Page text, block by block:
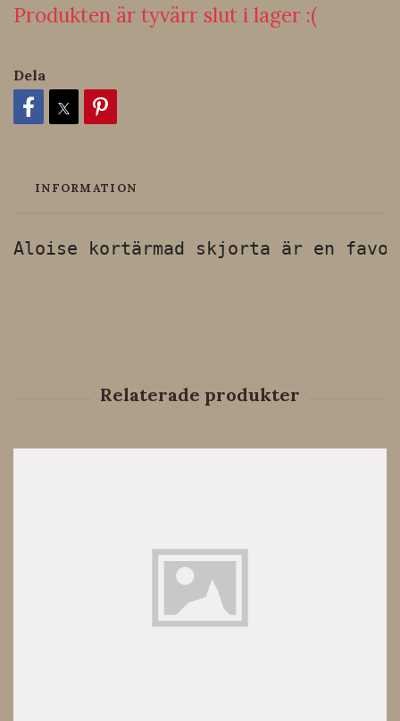
Produkten är tyvärr slut i lager :(
Dela
INFORMATION
Aloise kortärmad skjorta är en